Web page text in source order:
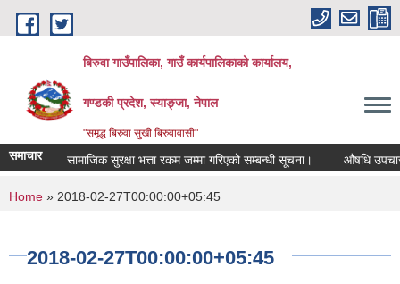
Skip to main content
बिरुवा गाउँपालिका, गाउँ कार्यपालिकाको कार्यालय,
गण्डकी प्रदेश, स्याङ्जा, नेपाल
"समृद्ध बिरुवा सुखी बिरुवावासी"
समाचार सामाजिक सुरक्षा भत्ता रकम जम्मा गरिएको सम्बन्धी सूचना। औषधि उपचार
You are here
Home » 2018-02-27T00:00:00+05:45
2018-02-27T00:00:00+05:45